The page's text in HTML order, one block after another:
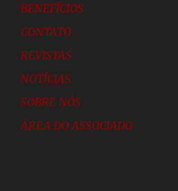
BENEFÍCIOS
CONTATO
REVISTAS
NOTÍCIAS
SOBRE NÓS
ÁREA DO ASSOCIADO